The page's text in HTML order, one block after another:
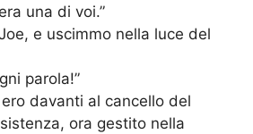
una di voi.”
e uscimmo nella luce del
parola!”
davanti al cancello del
ora gestito nella